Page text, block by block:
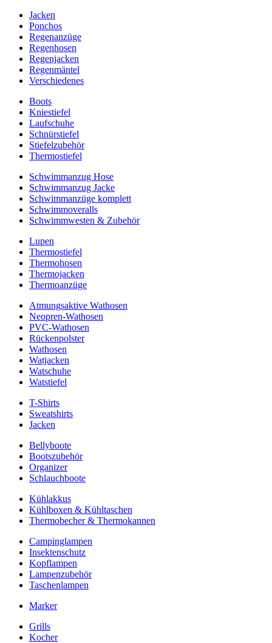
Jacken
Ponchos
Regenanzüge
Regenhosen
Regenjacken
Regenmäntel
Verschiedenes
Boots
Kniestiefel
Laufschuhe
Schnürstiefel
Stiefelzubehör
Thermostiefel
Schwimmanzug Hose
Schwimmanzug Jacke
Schwimmanzüge komplett
Schwimmoveralls
Schwimmwesten & Zubehör
Lupen
Thermostiefel
Thermohosen
Thermojacken
Thermoanzüge
Atmungsaktive Wathosen
Neopren-Wathosen
PVC-Wathosen
Rückenpolster
Wathosen
Watjacken
Watschuhe
Watstiefel
T-Shirts
Sweatshirts
Jacken
Bellyboote
Bootszubehör
Organizer
Schlauchboote
Kühlakkus
Kühlboxen & Kühltaschen
Thermobecher & Thermokannen
Campinglampen
Insektenschutz
Kopflampen
Lampenzubehör
Taschenlampen
Marker
Grills
Kocher